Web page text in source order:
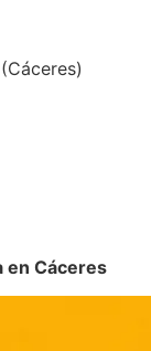
en Cáceres